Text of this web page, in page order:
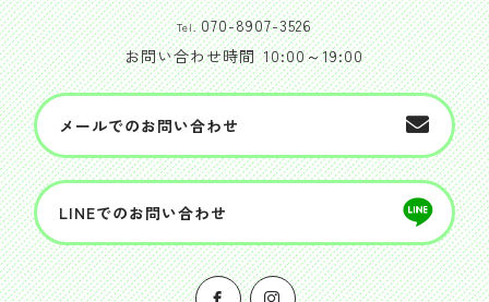
Tel. 070-8907-3526
お問い合わせ時間 10:00～19:00
メールでのお問い合わせ
LINEでのお問い合わせ